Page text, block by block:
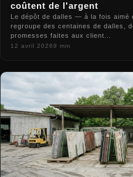
coûtent de l'argent
Le dépôt de dalles — à la fois aimé
regroupe des centaines de dalles,
promesses faites aux client...
12 avril 20269 min